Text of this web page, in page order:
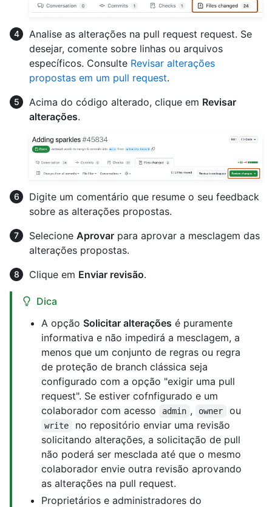
Analise as alterações na pull request request. Se
desejar, comente sobre linhas ou arquivos
específicos. Consulte Revisar alterações
propostas em um pull request.
Acima do código alterado, clique em Revisar
alterações.
Digite um comentário que resume o seu feedback
sobre as alterações propostas.
Selecione Aprovar para aprovar a mesclagem das
alterações propostas.
Clique em Enviar revisão.
Dica
A opção Solicitar alterações é puramente
informativa e não impedirá a mesclagem, a
menos que um conjunto de regras ou regra
de proteção de branch clássica seja
configurado com a opção "exigir uma pull
request". Se estiver cofnfigurado e um
colaborador com acesso
admin , owner ou
write
no repositório enviar uma revisão
solicitando alterações, a solicitação de pull
não poderá ser mesclada até que o mesmo
colaborador envie outra revisão aprovando
as alterações na pull request.
Proprietários e administradores do